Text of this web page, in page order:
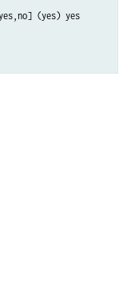
(yes) yes